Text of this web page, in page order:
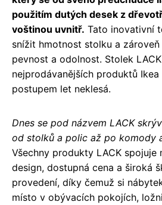
použitím dutých desek z
voštinou uvnitř. Tato inovativní
snížit hmotnost stolku a
pevnost a odolnost. Stolek
nejprodávanějších produktů
postupem let neklesá.
Dnes se pod názvem LACK
od stolků a polic až po komody
Všechny produkty LACK spojuje
design, dostupná cena a široká
provedení, díky čemuž si
místo v obývacích pokojích,